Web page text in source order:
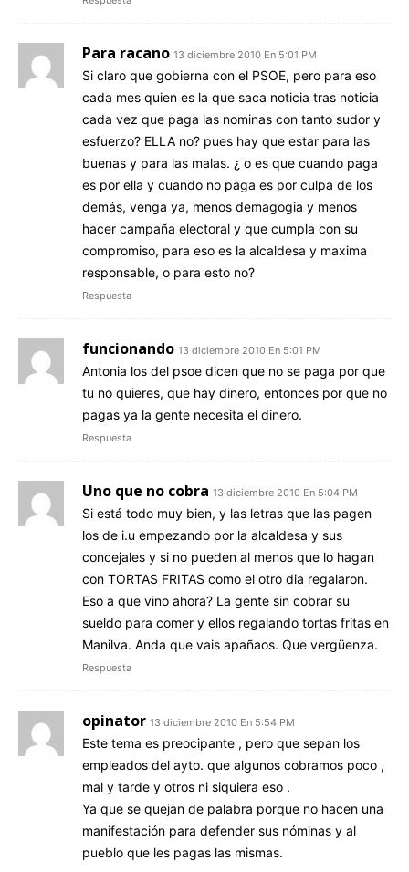
Para racano 13 diciembre 2010 En 5:01 PM
Si claro que gobierna con el PSOE, pero para eso
cada mes quien es la que saca noticia tras noticia
cada vez que paga las nominas con tanto sudor y
esfuerzo? ELLA no? pues hay que estar para las
buenas y para las malas. ¿ o es que cuando paga
es por ella y cuando no paga es por culpa de los
demás, venga ya, menos demagogia y menos
hacer campaña electoral y que cumpla con su
compromiso, para eso es la alcaldesa y maxima
responsable, o para esto no?
Respuesta
funcionando 13 diciembre 2010 En 5:01 PM
Antonia los del psoe dicen que no se paga por que
tu no quieres, que hay dinero, entonces por que no
pagas ya la gente necesita el dinero.
Respuesta
Uno que no cobra 13 diciembre 2010 En 5:04 PM
Si está todo muy bien, y las letras que las pagen
los de i.u empezando por la alcaldesa y sus
concejales y si no pueden al menos que lo hagan
con TORTAS FRITAS como el otro dia regalaron.
Eso a que vino ahora? La gente sin cobrar su
sueldo para comer y ellos regalando tortas fritas en
Manilva. Anda que vais apañaos. Que vergüenza.
Respuesta
opinator 13 diciembre 2010 En 5:54 PM
Este tema es preocipante , pero que sepan los
empleados del ayto. que algunos cobramos poco ,
mal y tarde y otros ni siquiera eso .
Ya que se quejan de palabra porque no hacen una
manifestación para defender sus nóminas y al
pueblo que les pagas las mismas.